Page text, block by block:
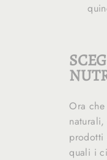
Ora
prodotti
quali i